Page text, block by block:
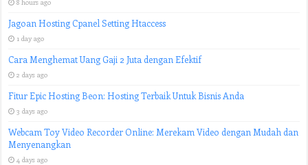
8 hours ago
Jagoan Hosting Cpanel Setting Htaccess
1 day ago
Cara Menghemat Uang Gaji 2 Juta dengan Efektif
2 days ago
Fitur Epic Hosting Beon: Hosting Terbaik Untuk Bisnis Anda
3 days ago
Webcam Toy Video Recorder Online: Merekam Video dengan Mudah dan
Menyenangkan
4 days ago